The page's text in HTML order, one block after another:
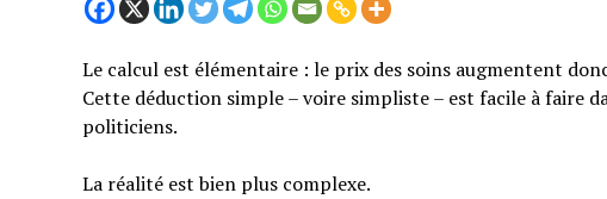
Le calcul est élémentaire : le prix des soins augmentent
Cette déduction simple – voire simpliste – est facile à faire
politiciens.
La réalité est bien plus complexe.